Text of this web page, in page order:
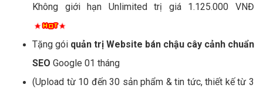
Không giới hạn Unlimited trị giá 1.125.000 VNĐ
Tặng gói quản trị Website bán chậu cây cảnh chuẩn
SEO Google 01 tháng
(Upload từ 10 đến 30 sản phẩm & tin tức, thiết kế từ 3